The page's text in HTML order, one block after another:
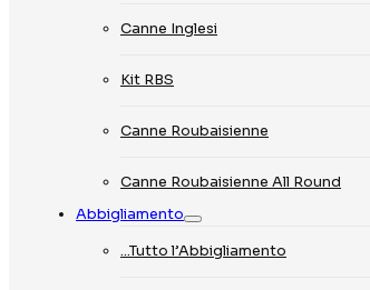
Canne Inglesi
Kit RBS
Canne Roubaisienne
Canne Roubaisienne All Round
Abbigliamento
…Tutto l’Abbigliamento